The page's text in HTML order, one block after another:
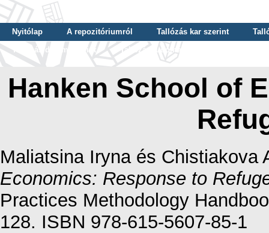
Nyitólap A repozitóriumról Tallózás kar szerint
Tallózás dátum szerint
Tallózás tudományterület szerint
Hanken School of
Maliatsina Irynaés Chistiakova
Economics: Response to
Practices Methodology
128. ISBN 978-615-5607-85-1